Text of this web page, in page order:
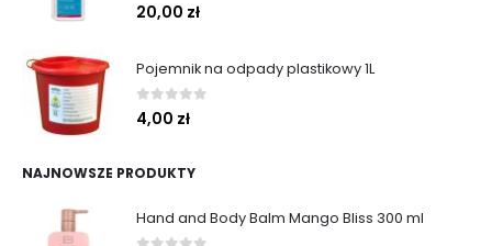
0out of 5
20,00 zł
Pojemnik na odpady plastikowy 1L
0out of 5
4,00 zł
NAJNOWSZE PRODUKTY
Hand and Body Balm Mango Bliss 300 ml